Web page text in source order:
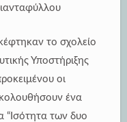
το σχολείο
Υποστήριξης
οι
ένα
“Ισότητα των δυο